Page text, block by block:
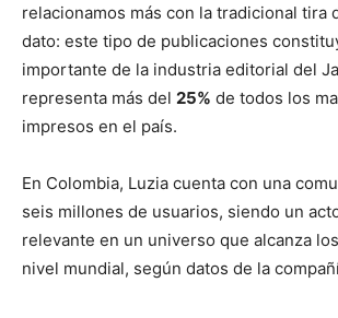
relacionamos más con la tradicional tira
dato: este tipo de publicaciones
importante de la industria editorial del
representa más del 25% de todos los
impresos en el país.
En Colombia, Luzia cuenta con una
seis millones de usuarios, siendo un
relevante en un universo que alcanza
nivel mundial, según datos de la